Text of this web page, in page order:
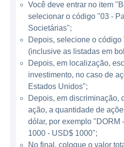
ferramentas de instalação,
para a manutenção dos
linhas de produtos estão
suspensão, lâmpadas,
filtros e muito mais. A
por sua capacidade de
lacunas no mercado,
muitas vezes são
fabricantes tradicionais
ATUAÇÃO DA DORMAN
Você deve entrar no item
selecionar o código "03 -
Societárias";
Depois, selecione o código
(inclusive as listadas em
Depois, em localização,
investimento, no caso de
Estados Unidos";
Depois, em discriminação,
ação, a quantidade de
dólar, por exemplo "DORM
1000 - USD$ 1000";
No final, coloque o valor